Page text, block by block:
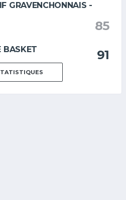
GRAVENCHONNAIS -
85
91
BASKET